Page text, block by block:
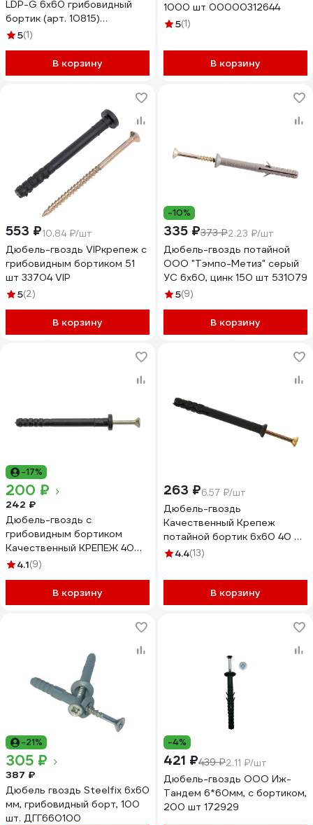
LDP-G 6х60 грибовидный
бортик (арт. 10815)
полипропилен (уп. 150 шт)
5(1)
В корзину
1000 шт 00000312644
5(1)
В корзину
553 ₽10.84 ₽/шт
Дюбель-гвоздь VIPкрепеж с
грибовидным бортиком 51
шт 33704 VIP
5(2)
В корзину
-10%
335 ₽373 ₽2.23 ₽/шт
Дюбель-гвоздь потайной
ООО "Тэмпо-Метиз" серый
УС 6x60, цинк 150 шт 531079
5(9)
В корзину
-17%
200 ₽
242 ₽
Дюбель-гвоздь с
грибовидным бортиком
Качественный КРЕПЕЖ 40
штук 0300633 КЧ
4.1(9)
В корзину
263 ₽6.57 ₽/шт
Дюбель-гвоздь
Качественный Крепеж
потайной бортик 6х60 40 шт
0200617 КЧ
4.4(13)
В корзину
-21%
305 ₽
387 ₽
Дюбель гвоздь Steelfix 6x60
мм, грибовидный борт, 100
шт. ДГГ660100
-4%
421 ₽439 ₽2.11 ₽/шт
Дюбель-гвоздь ООО Иж-
Тандем 6*60мм, с бортиком,
200 шт 172929